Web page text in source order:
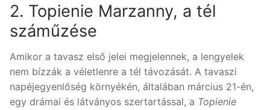
2. Topienie Marzanny, a tél
száműzése
Amikor a tavasz első jelei megjelennek, a lengyelek
nem bízzák a véletlenre a tél távozását. A tavaszi
napéjegyenlőség környékén, általában március 21-én,
egy drámai és látványos szertartással, a Topienie